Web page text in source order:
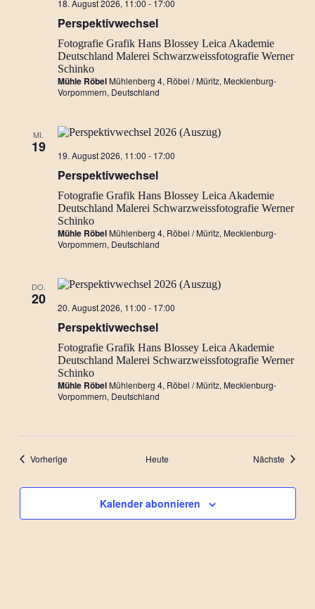
18. August 2026, 11:00 - 17:00
Perspektivwechsel
Fotografie Grafik Hans Blossey Leica Akademie
Deutschland Malerei Schwarzweissfotografie Werner
Schinko
Mühle RöbelMühlenberg 4, Röbel / Müritz, Mecklenburg-
Vorpommern, Deutschland
MI.
19 19. August 2026, 11:00 - 17:00
Perspektivwechsel
Fotografie Grafik Hans Blossey Leica Akademie
Deutschland Malerei Schwarzweissfotografie Werner
Schinko
Mühle RöbelMühlenberg 4, Röbel / Müritz, Mecklenburg-
Vorpommern, Deutschland
DO.
20 20. August 2026, 11:00 - 17:00
Perspektivwechsel
Fotografie Grafik Hans Blossey Leica Akademie
Deutschland Malerei Schwarzweissfotografie Werner
Schinko
Mühle RöbelMühlenberg 4, Röbel / Müritz, Mecklenburg-
Vorpommern, Deutschland
VorherigeVeranstaltungen Heute Nächste
Kalender abonnieren